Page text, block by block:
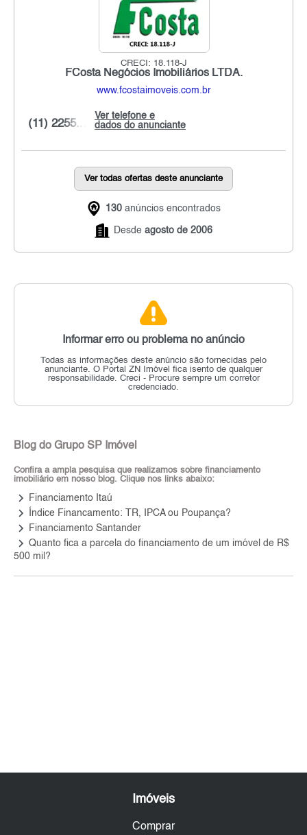
CRECI: 18.118-J
FCosta Negócios Imobiliários LTDA.
www.fcostaimoveis.com.br
Ver telefone e
dados do anunciante
(11) 2255...
Ver todas ofertas deste anunciante
130 anúncios encontrados
Desde agosto de 2006
Informar erro ou problema no anúncio
Todas as informações deste anúncio são fornecidas pelo
anunciante. O Portal ZN Imóvel fica isento de qualquer
responsabilidade. Creci - Procure sempre um corretor
credenciado.
Blog do Grupo SP Imóvel
Confira a ampla pesquisa que realizamos sobre financiamento
imobiliário em nosso blog. Clique nos links abaixo:
keyboard_arrow_right Financiamento Itaú
keyboard_arrow_right Índice Financamento: TR, IPCA ou Poupança?
keyboard_arrow_right Financiamento Santander
keyboard_arrow_right Quanto fica a parcela do financiamento de um imóvel de R$
500 mil?
Imóveis
Comprar